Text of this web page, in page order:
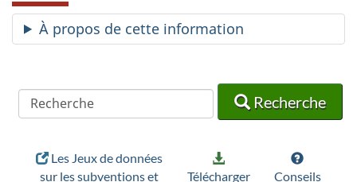
À propos de cette information
Recherche
Recherche
Recherche
Les Jeux de données
sur les subventions et
Télécharger
Conseils